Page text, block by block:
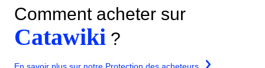
Comment acheter sur
Catawiki ?